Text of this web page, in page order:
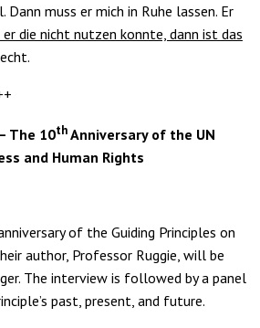
Dann muss er mich in Ruhe lassen. Er
er die nicht nutzen konnte, dann ist das
The 10thAnniversary of the UN
and Human Rights
of the Guiding Principles on
author, Professor Ruggie, will be
The interview is followed by a panel
past, present, and future.